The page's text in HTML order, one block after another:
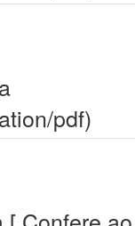
pdf)